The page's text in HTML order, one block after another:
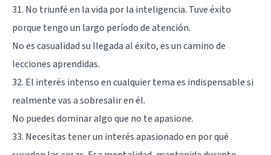
31. No triunfé en la vida por la inteligencia. Tuve éxito
porque tengo un largo período de atención.
No es casualidad su llegada al éxito, es un camino de
lecciones aprendidas.
32. El interés intenso en cualquier tema es indispensable si
realmente vas a sobresalir en él.
No puedes dominar algo que no te apasione.
33. Necesitas tener un interés apasionado en por qué